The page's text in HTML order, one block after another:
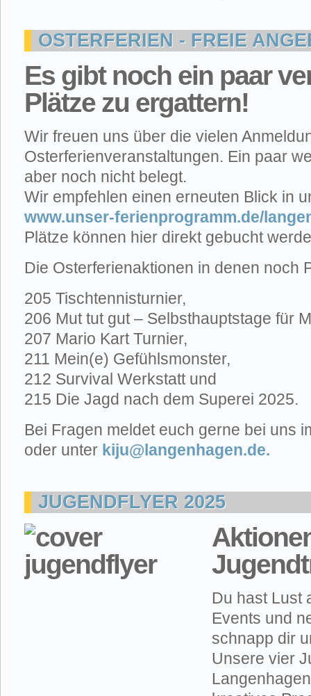
OSTERFERIEN - FREIE
Es gibt noch ein paar
Plätze zu ergattern!
Wir freuen uns über die vielen
Osterferienveranstaltungen. Ein paar
aber noch nicht belegt.
Wir empfehlen einen erneuten Blick in
www.unser-ferienprogramm.de/
Plätze können hier direkt gebucht
Die Osterferienaktionen in denen noch
205 Tischtennisturnier,
206 Mut tut gut – Selbsthauptstage für
207 Mario Kart Turnier,
211 Mein(e) Gefühlsmonster,
212 Survival Werkstatt und
215 Die Jagd nach dem Superei 2025.
Bei Fragen meldet euch gerne bei uns
oder unter kiju@langenhagen.de.
JUGENDFLYER 2025
Du hast Lust
Events und
schnapp dir
Unsere vier